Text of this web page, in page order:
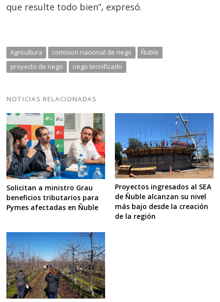
que resulte todo bien”, expresó.
Agricultura comision nacional de riego
Ñuble
proyecto de riego
riego tecnificado
NOTICIAS RELACIONADAS
Solicitan a ministro Grau
beneficios tributarios para
Pymes afectadas en Ñuble
Proyectos ingresados al SEA
de Ñuble alcanzan su nivel
más bajo desde la creación
de la región